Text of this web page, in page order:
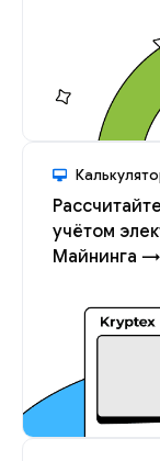
учётом
Майнинга →